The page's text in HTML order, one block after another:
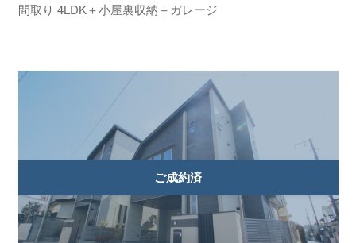
間取り 4LDK＋小屋裏収納＋ガレージ